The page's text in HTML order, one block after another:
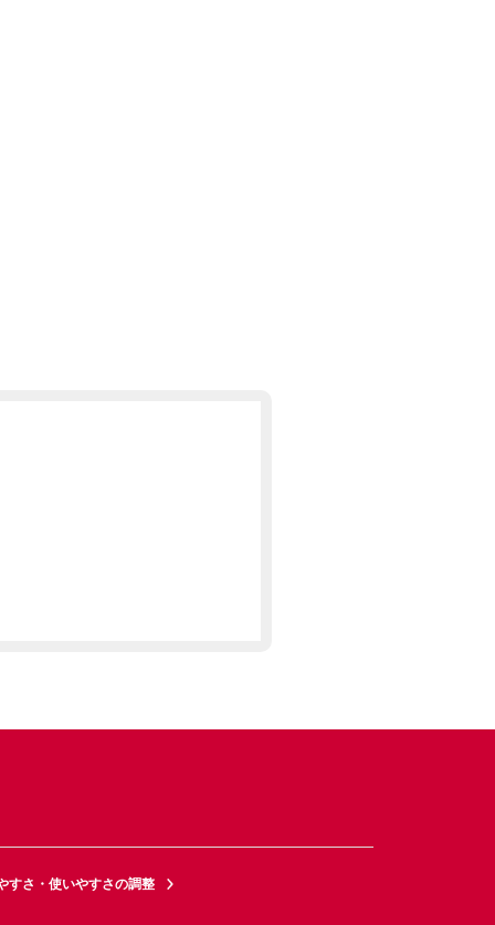
すさ・使いやすさの調整